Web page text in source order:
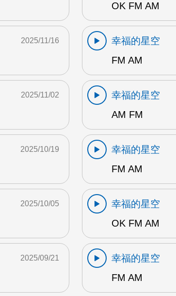
OK FM AM
2025/11/16
幸福的星空
FM AM
2025/11/02
幸福的星空
AM FM
2025/10/19
幸福的星空
FM AM
2025/10/05
幸福的星空
OK FM AM
2025/09/21
幸福的星空
FM AM